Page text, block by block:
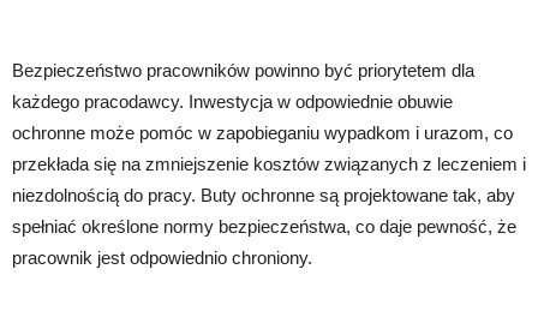
Bezpieczeństwo pracowników powinno być priorytetem dla
każdego pracodawcy. Inwestycja w odpowiednie obuwie
ochronne może pomóc w zapobieganiu wypadkom i urazom, co
przekłada się na zmniejszenie kosztów związanych z leczeniem i
niezdolnością do pracy. Buty ochronne są projektowane tak, aby
spełniać określone normy bezpieczeństwa, co daje pewność, że
pracownik jest odpowiednio chroniony.